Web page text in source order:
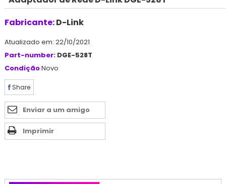
Fabricante:D-Link
Atualizado em: 22/10/2021
Part-number: DGE-528T
CondiçãoNovo
Share
Enviar a um amigo
Imprimir